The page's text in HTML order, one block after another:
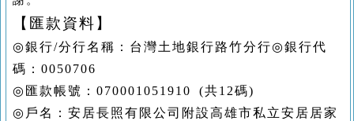
【匯款資料】
◎銀行/分行名稱：台灣土地銀行路竹分行◎銀行代
碼： 0050706
◎ 匯款帳號： 070001051910 (共12碼)
◎ 戶名：安居長照有限公司附設高雄市私立安居居家